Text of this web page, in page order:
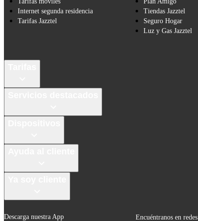
Internet segunda residencia
Tarifas Jazztel
Tiendas Jazztel
Seguro Hogar
Luz y Gas Jazztel
Descarga nuestra App Encuéntranos en redes